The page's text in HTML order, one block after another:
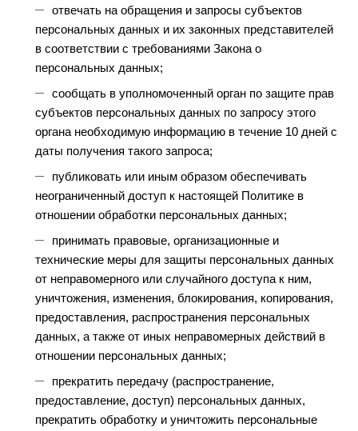
отвечать на обращения и запросы субъектов
персональных данных и их законных представителей
в соответствии с требованиями Закона о
персональных данных;
сообщать в уполномоченный орган по защите прав
субъектов персональных данных по запросу этого
органа необходимую информацию в течение 10 дней с
даты получения такого запроса;
публиковать или иным образом обеспечивать
неограниченный доступ к настоящей Политике в
отношении обработки персональных данных;
принимать правовые, организационные и
технические меры для защиты персональных данных
от неправомерного или случайного доступа к ним,
уничтожения, изменения, блокирования, копирования,
предоставления, распространения персональных
данных, а также от иных неправомерных действий в
отношении персональных данных;
прекратить передачу (распространение,
предоставление, доступ) персональных данных,
прекратить обработку и уничтожить персональные